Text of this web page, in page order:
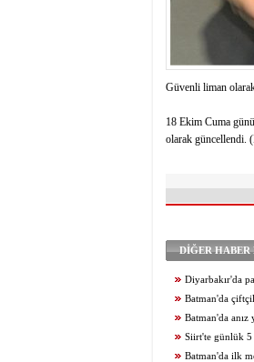
Güvenli liman
18 Ekim Cuma
olarak
DİĞER
Diyarbakır'da
Batman'da
Batman'da anız
Siirt'te günlük
Batman'da ilk